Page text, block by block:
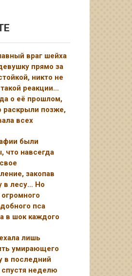
враг шейха
прямо за
никто не
реакции…
о её прошлом,
раскрыли позже,
всех
были
что навсегда
закопав
в лесу… Но
пса
в шок каждого
лишь
умирающего
в последний
спустя неделю